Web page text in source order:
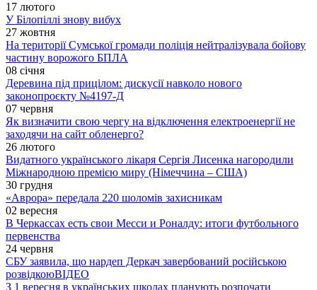
17 лютого
У Білопіллі знову вибух
27 жовтня
На території Сумської громади поліція нейтралізувала бойову
частину ворожого БПЛА
08 січня
Деревина під прицілом: дискусії навколо нового
законопроєкту №4197-Д
07 червня
Як визначити свою чергу на відключення електроенергії не
заходячи на сайт обленерго?
26 лютого
Видатного українського лікаря Сергія Лисенка нагородили
Міжнародною премією миру (Німеччина – США)
30 грудня
«Аврора» передала 220 шоломів захисникам
02 вересня
В Черкассах есть свои Месси и Роналду: итоги футбольного
первенства
24 червня
СБУ заявила, що нардеп Деркач завербований російською
розвідкоюВІДЕО
З 1 вересня в українських школах планують розпочати